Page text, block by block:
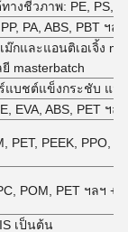
งชีวภาพ: PE, PS,
PA, ABS, PBT ฯ
กและแอนติเอเจิ้ง
masterbatch
แบชต์แข็งกระชับ แ
EVA, ABS, PET ฯ
PET, PEEK,
PC, POM, PET ฯลฯ
เป็นต้น